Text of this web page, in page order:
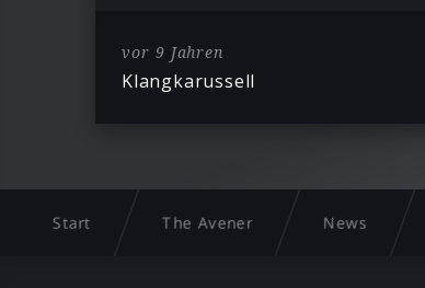
vor 9 Jahren
Klangkarussell
Start The Avener News